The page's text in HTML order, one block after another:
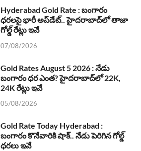
Hyderabad Gold Rate : బంగారం
ధరలపై భారీ అప్‌డేట్.. హైదరాబాద్‌లో తాజా
గోల్డ్ రేట్లు ఇవే
07/08/2026
Gold Rates August 5 2026 : నేడు
బంగారం ధర ఎంత? హైదరాబాద్‌లో 22K,
24K రేట్లు ఇవే
05/08/2026
Gold Rate Today Hyderabad :
బంగారం కొనేవారికి షాక్.. నేడు పెరిగిన గోల్డ్
ధరలు ఇవే